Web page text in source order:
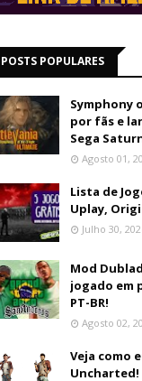
POSTS POPULARES
Symphony
por fãs e
Sega
Agosto 01,
Lista de
Uplay,
Julho 30,
Mod
jogado em
PT-BR!
Agosto 02,
Veja como
Uncharted!